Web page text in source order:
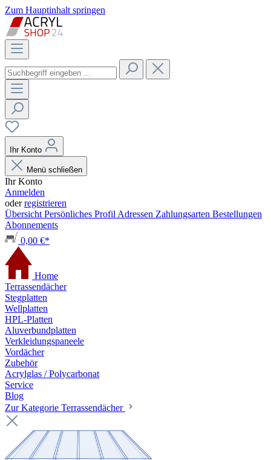
Zum Hauptinhalt springen
Ihr Konto
Menü schließen
Ihr Konto
Anmelden
oderregistrieren
Übersicht Persönliches Profil Adressen Zahlungsarten Bestellungen
Abonnements
0,00 €*
Home
Terrassendächer
Stegplatten
Wellplatten
HPL-Platten
Aluverbundplatten
Verkleidungspaneele
Vordächer
Zubehör
Acrylglas / Polycarbonat
Service
Blog
Zur Kategorie Terrassendächer